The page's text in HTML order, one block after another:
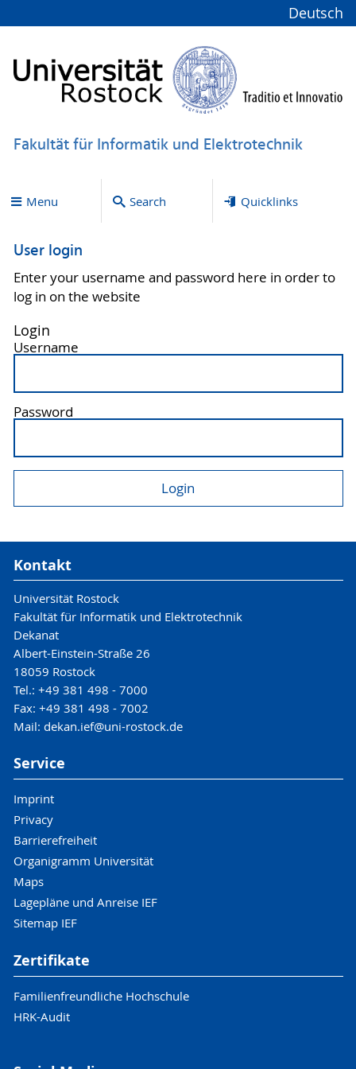
Deutsch
Fakultät für Informatik und Elektrotechnik
Menu Search Quicklinks
User login
Enter your username and password here in order to
log in on the website
Login
Username
Password
Kontakt
Universität Rostock
Fakultät für Informatik und Elektrotechnik
Dekanat
Albert-Einstein-Straße 26
18059 Rostock
Tel.: +49 381 498 - 7000
Fax: +49 381 498 - 7002
Mail: dekan.ief@uni-rostock.de
Service
Imprint
Privacy
Barrierefreiheit
Organigramm Universität
Maps
Lagepläne und Anreise IEF
Sitemap IEF
Zertifikate
Familienfreundliche Hochschule
HRK-Audit